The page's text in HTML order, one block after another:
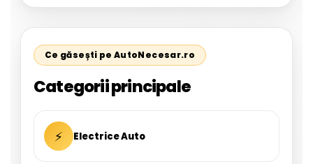
Ce găsești pe AutoNecesar.ro
Categorii principale
⚡ Electrice Auto